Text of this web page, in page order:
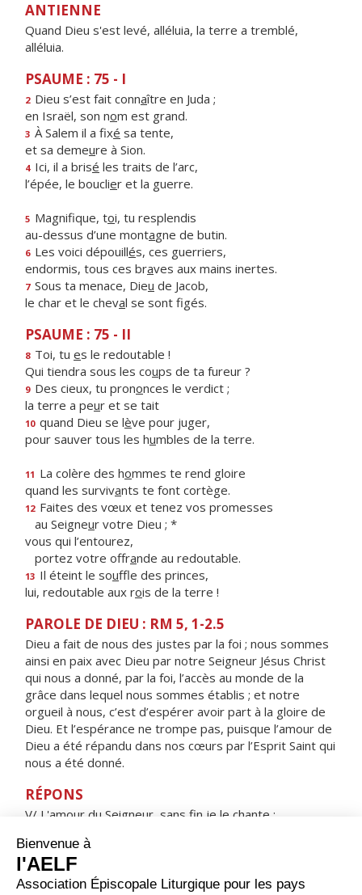
ANTIENNE
Quand Dieu s'est levé, alléluia, la terre a tremblé,
alléluia.
PSAUME : 75 - I
2 Dieu s’est fait connaître en Juda ;
en Israël, son nom est grand.
3 À Salem il a fixé sa tente,
et sa demeure à Sion.
4 Ici, il a brisé les traits de l’arc,
l’épée, le bouclier et la guerre.
5 Magnifique, toi, tu resplendis
au-dessus d’une montagne de butin.
6 Les voici dépouillés, ces guerriers,
endormis, tous ces braves aux mains inertes.
7 Sous ta menace, Dieu de Jacob,
le char et le cheval se sont figés.
PSAUME : 75 - II
8 Toi, tu es le redoutable !
Qui tiendra sous les coups de ta fureur ?
9 Des cieux, tu prononces le verdict ;
la terre a peur et se tait
10 quand Dieu se lève pour juger,
pour sauver tous les humbles de la terre.
11 La colère des hommes te rend gloire
quand les survivants te font cortège.
12 Faites des vœux et tenez vos promesses
au Seigneur votre Dieu ; *
vous qui l’entourez,
portez votre offrande au redoutable.
13 Il éteint le souffle des princes,
lui, redoutable aux rois de la terre !
PAROLE DE DIEU : RM 5, 1-2.5
Dieu a fait de nous des justes par la foi ; nous sommes
ainsi en paix avec Dieu par notre Seigneur Jésus Christ
qui nous a donné, par la foi, l’accès au monde de la
grâce dans lequel nous sommes établis ; et notre
orgueil à nous, c’est d’espérer avoir part à la gloire de
Dieu. Et l’espérance ne trompe pas, puisque l’amour de
Dieu a été répandu dans nos cœurs par l’Esprit Saint qui
nous a été donné.
RÉPONS
V/ L'amour du Seigneur, sans fin je le chante :
ORAISON
Dieu puissant de qui vient tout don parfait, enracine en